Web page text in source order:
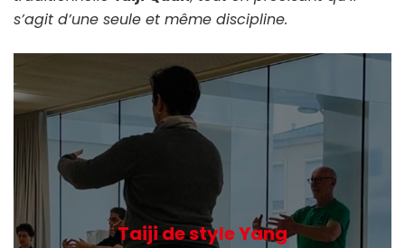
s’agit d’une seule et même discipline.
Taiji de style Yang